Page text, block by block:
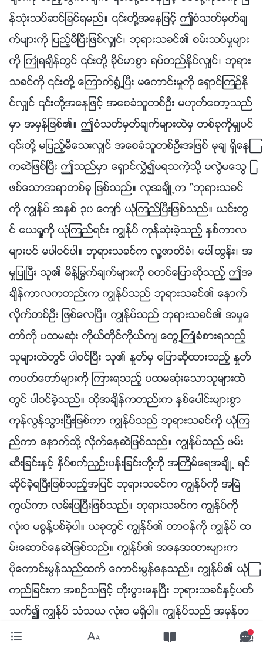
န္သုံးသပ္ဆင္ျခင္ရမည္။ ၎တို႔အေနျဖင့္ ဤစံသတ္မွတ္ခ်
က္မ်ားကို ျပည့္မီၿပီးျဖစ္လွ်င္၊ ဘုရားသခင္၏ စမ္းသပ္မႈမ်ား
ကို ႀကဳံရခ်ိန္တြင္ ၎တို႔ ခိုင္မာစြာ ရပ္တည္ႏိုင္လွ်င္၊ ဘုရား
သခင္ကို ၎တို႔ ေၾကာက္႐ြံ႕ၿပီး မေကာင္းမႈကို ေရွာင္ၾကဥ္ႏို
င္လွ်င္ ၎တို႔အေနျဖင့္ အေစခံသူတစ္ဦး မဟုတ္ေတာ့သည္
မွာ အမွန္ျဖစ္၏။ ဤစံသတ္မွတ္ခ်က္မ်ားထဲမွ တစ္ခုကိုမွ်ပင္
၎တို႔ မျပည့္မီေသးလွ်င္ အေစခံသူတစ္ဦးအျဖစ္ မုခ် ရွိေနၾ
ကဆဲျဖစ္ၿပီး ဤသည္မွာ ေရွာင္လႊဲ၍မရသကဲ့သို႔ မလြဲမေသြ ျ
ဖစ္ေသာအရာတစ္ခု ျဖစ္သည္။ လူအခ်ိဳ႕က “ဘုရားသခင္
ကို ကြၽန္ုပ္ အႏွစ္ ၃၀ ေက်ာ္ ယုံၾကည္ၿပီးျဖစ္သည္။ ယင္းတြ
င္ ေယရႈကို ယုံၾကည္ရင္း ကြၽန္ုပ္ ကုန္ဆုံးခဲ့သည့္ ႏွစ္ကာလ
မ်ားပင္ မပါဝင္ပါ။ ဘုရားသခင္က လူ႔ဇာတိခံ၊ ေပၚထြန္း၊ အ
မႈျပဳၿပီး သူ၏ မိန႔္ႁမြက္ခ်က္မ်ားကို စတင္ေျပာဆိုသည့္ ဤအ
ခ်ိန္ကာလကတည္းက ကြၽန္ုပ္သည္ ဘုရားသခင္၏ ေနာက္
လိုက္တစ္ဦး ျဖစ္ေလၿပီ။ ကြၽန္ုပ္သည္ ဘုရားသခင္၏ အမႈေ
တာ္ကို ပထမဆုံး ကိုယ္တိုင္ကိုယ္က် ေတြ႕ႀကဳံခံစားရသည့္
သူမ်ားထဲတြင္ ပါဝင္ၿပီး သူ၏ ႏႈတ္မွ ေျပာဆိုထားသည့္ ႏႈတ္
ကပတ္ေတာ္မ်ားကို ၾကားရသည့္ ပထမဆုံးေသာသူမ်ားထဲ
တြင္ ပါဝင္ခဲ့သည္။ ထိုအခ်ိန္ကတည္းက ႏွစ္ေပါင္းမ်ားစြာ
ကုန္လြန္သြားၿပီးျဖစ္ကာ ကြၽန္ုပ္သည္ ဘုရားသခင္ကို ယုံၾက
ည္ကာ ေနာက္သို႔ လိုက္ေနဆဲျဖစ္သည္။ ကြၽန္ုပ္သည္ ဖမ္း
ဆီးျခင္းႏွင့္ ႏွိပ္စက္ညႇဥ္းပန္းျခင္းတို႔ကို အႀကိမ္ေရအခ်ိဳ႕ ရင္
ဆိုင္ခဲ့ရၿပီးျဖစ္သည့္အျပင္ ဘုရားသခင္က ကြၽန္ုပ္ကို အၿမဲ
ကြယ္ကာ လမ္းျပၿပီးျဖစ္သည္။ ဘုရားသခင္က ကြၽန္ုပ္ကို
လုံးဝ မစြန႔္ပစ္ခဲ့ပါ။ ယခုတြင္ ကြၽန္ုပ္၏ တာဝန္ကို ကြၽန္ုပ္ ထ
မ္းေဆာင္ေနဆဲျဖစ္သည္။ ကြၽန္ုပ္၏ အေနအထားမ်ားက
ပိုေကာင္းမြန္သည္ထက္ ေကာင္းမြန္ေနသည္။ ကြၽန္ုပ္၏ ယုံၾ
ကည္ျခင္းက အစဥ္သျဖင့္ တိုးပြားေနၿပီး ဘုရားသခင္ႏွင့္ပတ္
သက္၍ ကြၽန္ုပ္ သံသယ လုံးဝ မရွိပါ။ ကြၽန္ုပ္သည္ အမွန္တ
ကယ္ အေစခံသူတစ္ဦး ျဖစ္ေနဆဲျဖစ္သေလာ”ဟု ေျပာၾက